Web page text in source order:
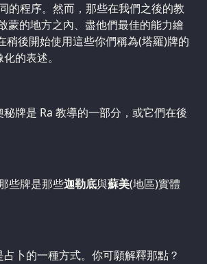
的程序。然而，那些在我們之後的教
蒙的地方之內、盡他們最佳的能力繪
稍後開始使用這些你們稱為(塔羅)牌的
的表述。
牌是 Ra 教導的一部分，或它們在後
些牌是那些迦勒底與蘇美(地區)實體
卜的一種方式。你可願解釋那點？